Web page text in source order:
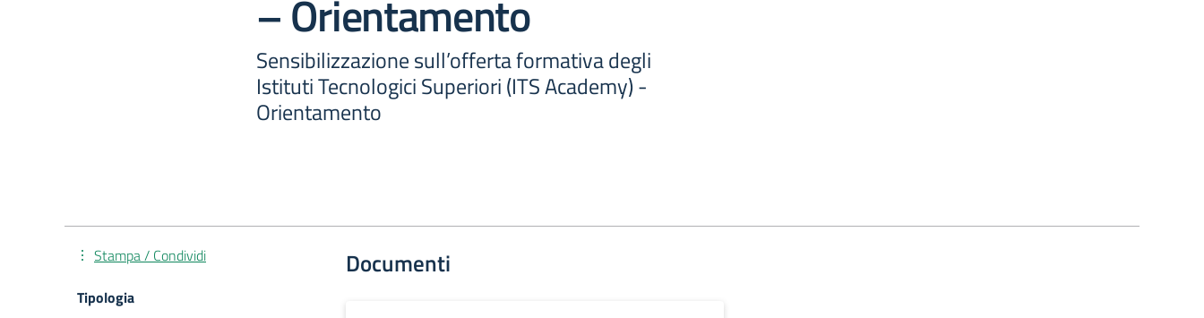
– Orientamento
Sensibilizzazione sull’offerta formativa degli
Istituti Tecnologici Superiori (ITS Academy) -
Orientamento
Documenti
Stampa / Condividi
Tipologia